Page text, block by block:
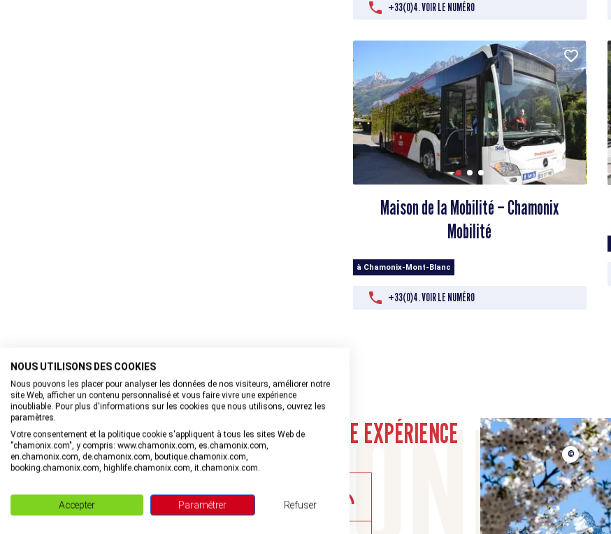
+33(0)4. VOIR LE NUMÉRO
Maison de la Mobilité – Chamonix
Mobilité
à Chamonix-Mont-Blanc
+33(0)4. VOIR LE NUMÉRO
Rejoignez la communauté
PARTAGEZ VOTRE EXPÉRIENCE
©
NOUS UTILISONS DES COOKIES
Nous pouvons les placer pour analyser les données de nos visiteurs, améliorer notre
site Web, afficher un contenu personnalisé et vous faire vivre une expérience
inoubliable. Pour plus d'informations sur les cookies que nous utilisons, ouvrez les
paramètres.
Votre consentement et la politique cookie s'appliquent à tous les sites Web de
"chamonix.com", y compris: www.chamonix.com, es.chamonix.com,
en.chamonix.com, de.chamonix.com, boutique.chamonix.com,
booking.chamonix.com, highlife.chamonix.com, it.chamonix.com.
Accepter Paramétrer Refuser